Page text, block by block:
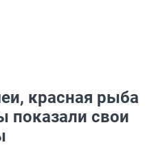
красная рыба
показали свои